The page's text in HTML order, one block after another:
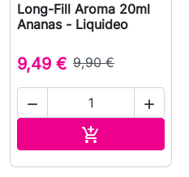
Long-Fill Aroma 20ml
Ananas - Liquideo
9,49 € 9,90 €
 
